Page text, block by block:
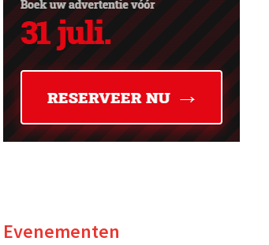
Evenementen